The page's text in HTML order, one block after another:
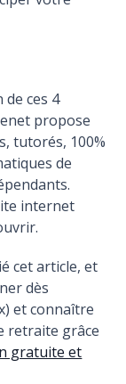
de ces 4
propose
tutorés, 100%
de
internet
cet article, et
dès
et connaître
retraite grâce
gratuite et